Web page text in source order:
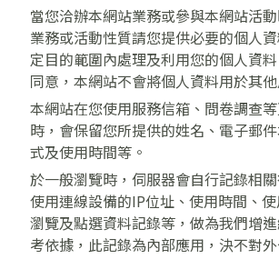
當您洽辦本網站業務或參與本網站活
業務或活動性質請您提供必要的個人
定目的範圍內處理及利用您的個人資
同意，本網站不會將個人資料用於其他
本網站在您使用服務信箱、問卷調查
時，會保留您所提供的姓名、電子郵
式及使用時間等。
於一般瀏覽時，伺服器會自行記錄相
使用連線設備的IP位址、使用時間、使
瀏覽及點選資料記錄等，做為我們增
考依據，此記錄為內部應用，決不對外